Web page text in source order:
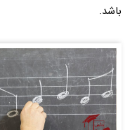
باشد.